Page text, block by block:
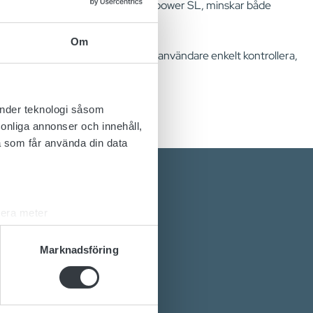
Om
teknologi såsom
annonser och innehåll,
får använda din data
. Du kan ändra
Marknadsföring
Enkel installation med Micropower SL, minskar både
via NFC. Genom appen kan användare enkelt kontrollera,